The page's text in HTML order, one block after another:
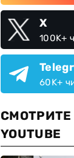
X
100K+
60K+
СМОТРИТЕ
YOUTUBE